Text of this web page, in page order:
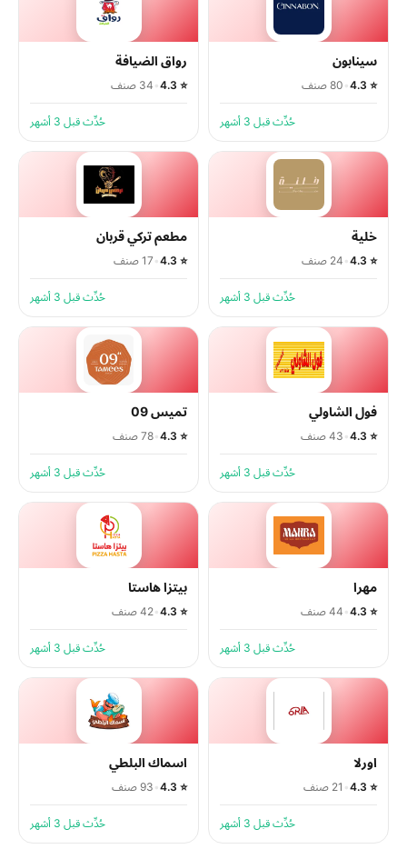
سينابون
⭐ 4.3 80 صنف
حُدِّث قبل 3 أشهر
رواق الضيافة
⭐ 4.3 34 صنف
حُدِّث قبل 3 أشهر
خلية
⭐ 4.3 24 صنف
حُدِّث قبل 3 أشهر
مطعم تركي قربان
⭐ 4.3 17 صنف
حُدِّث قبل 3 أشهر
فول الشاولي
⭐ 4.3 43 صنف
حُدِّث قبل 3 أشهر
تميس 09
⭐ 4.3 78 صنف
حُدِّث قبل 3 أشهر
مهرا
⭐ 4.3 44 صنف
حُدِّث قبل 3 أشهر
بيتزا هاستا
⭐ 4.3 42 صنف
حُدِّث قبل 3 أشهر
اورلا
⭐ 4.3 21 صنف
حُدِّث قبل 3 أشهر
اسماك البلطي
⭐ 4.3 93 صنف
حُدِّث قبل 3 أشهر